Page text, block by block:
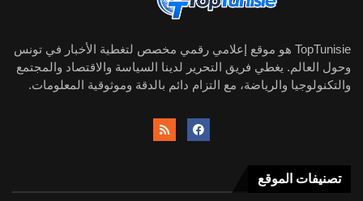
TopTunisie هو موقع إعلامي رقمي مخصص لتغطية الأخبار في تونس
وحول العالم. يغطي فريق التحرير لدينا السياسة والاقتصاد والمجتمع
والتكنولوجيا والرياضة، مع التزام دائم بالدقة وموثوقية المعلومات.
تصنيفات الموقع